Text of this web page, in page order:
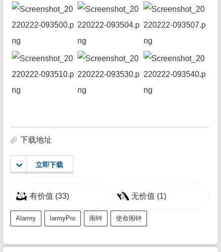
下载地址
立即下载
有价值 (33) 无价值 (1)
Alarmy larmyPro 闹钟 使命闹钟